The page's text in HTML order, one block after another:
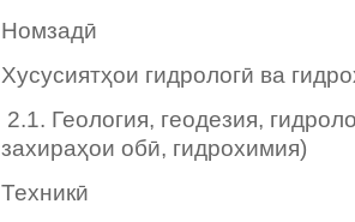
Номзадӣ
Хусусиятҳои гидрологӣ ва
2.1. Геология, геодезия,
захираҳои обӣ, гидрохимия)
Техникӣ